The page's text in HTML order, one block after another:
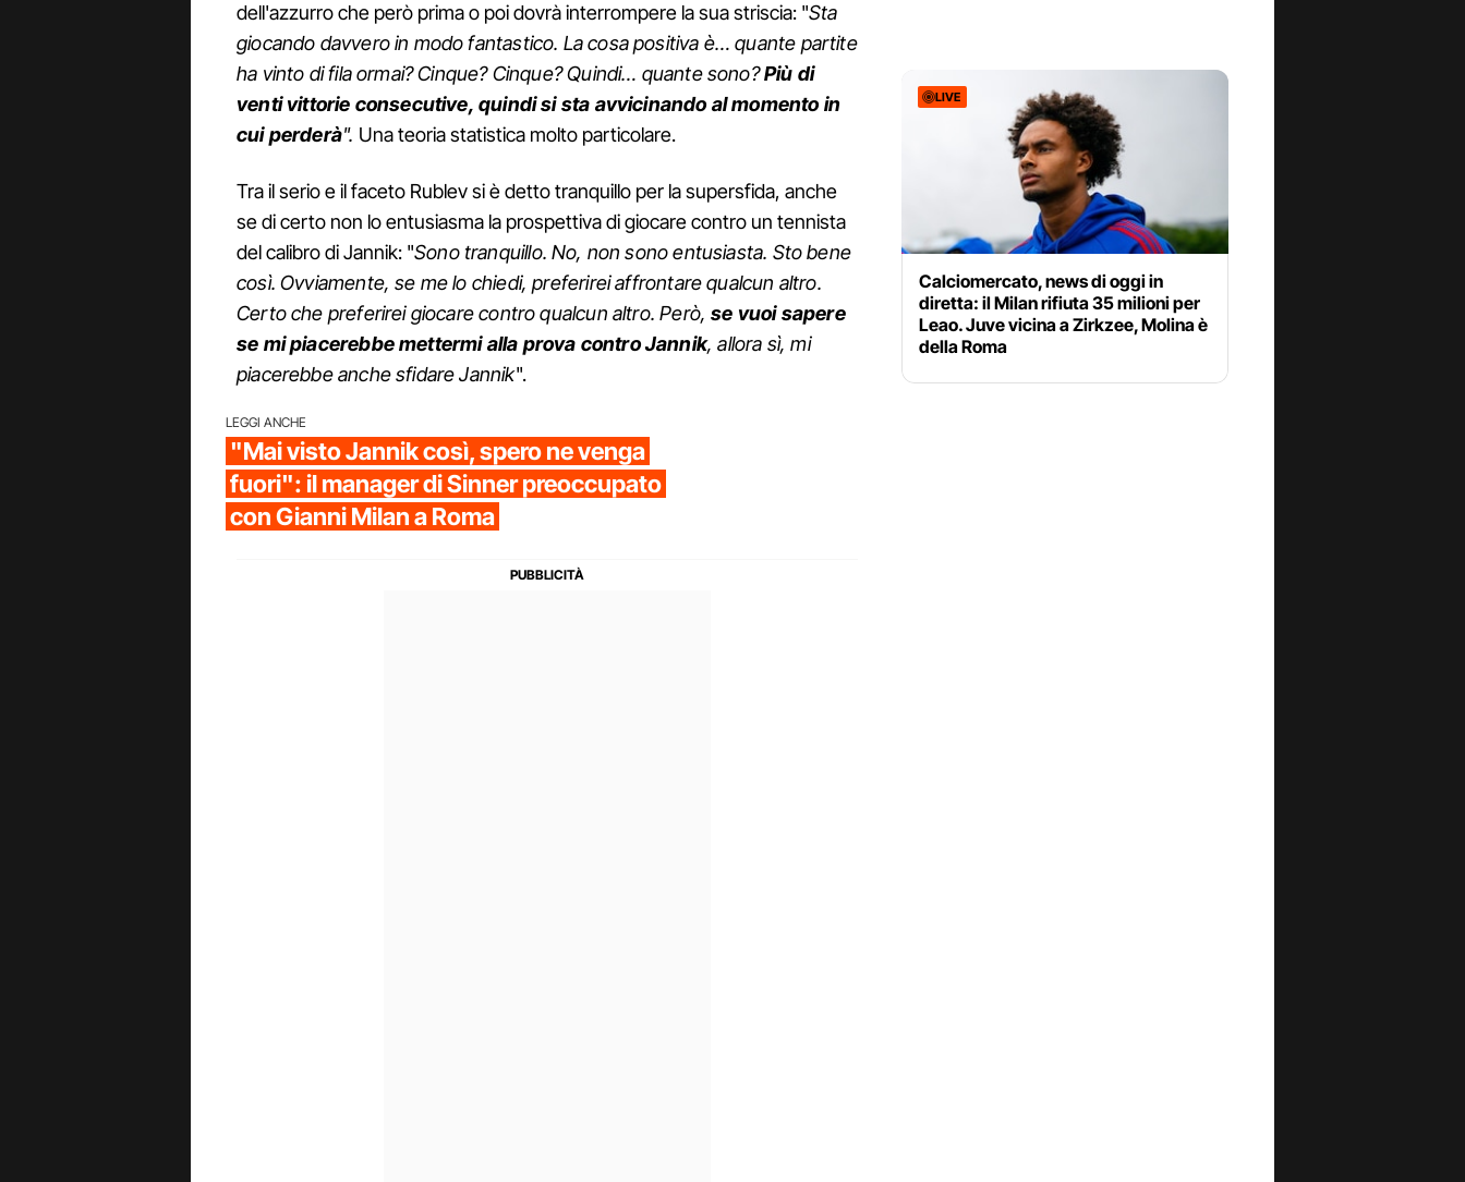
dell'azzurro che però prima o poi dovrà interrompere la sua striscia: "Sta
giocando davvero in modo fantastico. La cosa positiva è… quante partite
ha vinto di fila ormai? Cinque? Cinque? Quindi… quante sono?Più di
venti vittorie consecutive, quindi si sta avvicinando al momento in
cui perderà". Una teoria statistica molto particolare.
Tra il serio e il faceto Rublev si è detto tranquillo per la supersfida, anche
se di certo non lo entusiasma la prospettiva di giocare contro un tennista
del calibro di Jannik: "Sono tranquillo. No, non sono entusiasta. Sto bene
così. Ovviamente, se me lo chiedi, preferirei affrontare qualcun altro.
Certo che preferirei giocare contro qualcun altro. Però,se vuoi sapere
se mi piacerebbe mettermi alla prova contro Jannik, allora sì, mi
piacerebbe anche sfidare Jannik".
LEGGI ANCHE
"Mai visto Jannik così, spero ne venga
fuori": il manager di Sinner preoccupato
con Gianni Milan a Roma
LIVE
Calciomercato, news di oggi in
diretta: il Milan rifiuta 35 milioni per
Leao. Juve vicina a Zirkzee, Molina è
della Roma